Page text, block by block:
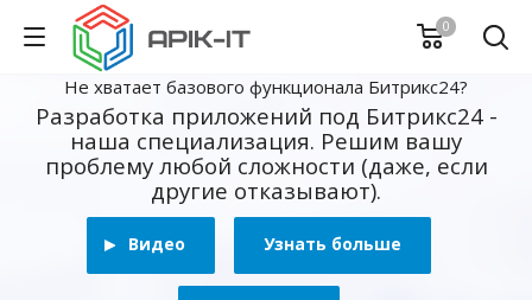
0
Не хватает базового функционала Битрикс24?
Разработка приложений под Битрикс24 -
наша специализация. Решим вашу
проблему любой сложности (даже, если
другие отказывают).
Видео Узнать больше